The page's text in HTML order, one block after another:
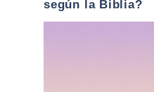
según la Biblia?